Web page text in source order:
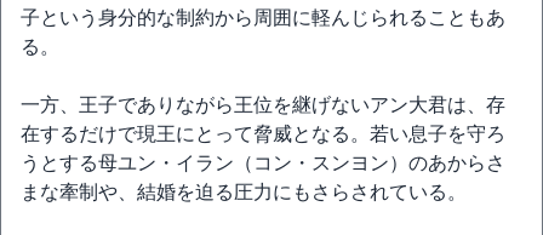
子という身分的な制約から周囲に軽んじられることもあ
る。
一方、王子でありながら王位を継げないアン大君は、存
在するだけで現王にとって脅威となる。若い息子を守ろ
うとする母ユン・イラン（コン・スンヨン）のあからさ
まな牽制や、結婚を迫る圧力にもさらされている。